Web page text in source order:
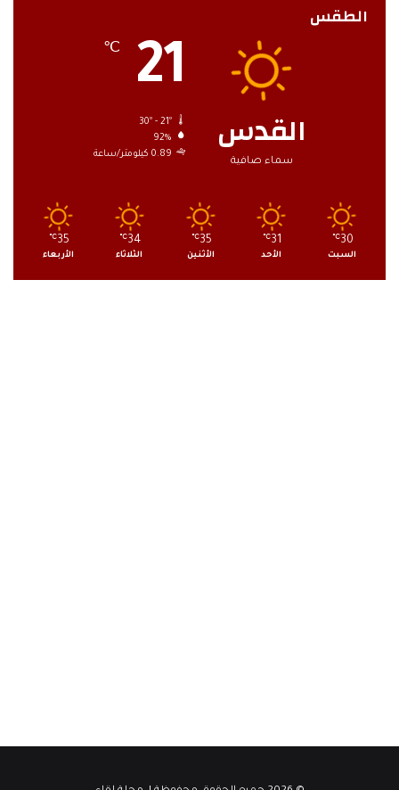
الطقس
القدس
سماء صافية
21
℃
30º - 21º
92%
0.89 كيلومتر/ساعة
30
℃
السبت
31
℃
الأحد
35
℃
الأثنين
34
℃
الثلاثاء
35
℃
الأربعاء